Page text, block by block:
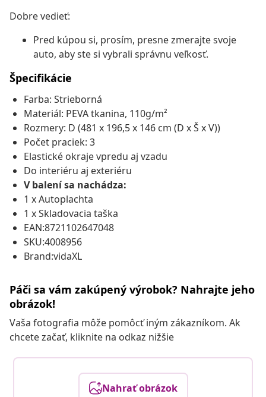
Dobre vedieť:
Pred kúpou si, prosím, presne zmerajte svoje
auto, aby ste si vybrali správnu veľkosť.
Špecifikácie
Farba: Strieborná
Materiál: PEVA tkanina, 110g/m²
Rozmery: D (481 x 196,5 x 146 cm (D x Š x V))
Počet praciek: 3
Elastické okraje vpredu aj vzadu
Do interiéru aj exteriéru
V balení sa nachádza:
1 x Autoplachta
1 x Skladovacia taška
EAN:8721102647048
SKU:4008956
Brand:vidaXL
Páči sa vám zakúpený výrobok? Nahrajte jeho
obrázok!
Vaša fotografia môže pomôcť iným zákazníkom. Ak
chcete začať, kliknite na odkaz nižšie
Nahrať obrázok